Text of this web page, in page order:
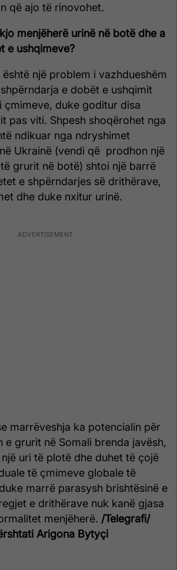
që ajo të rinovohet.
menjëherë urinë në botë dhe a
e ushqimeve?
një problem i vazhdueshëm
e dobët e ushqimit
çmimeve, duke goditur disa
pas viti. Shpesh shoqërohet nga
ndikuar nga ndryshimet
Ukrainë (vendi që prodhon një
grurit në botë) shtoi një barrë
e shpërndarjes së drithërave,
dhe duke nxitur urinë.
marrëveshja ka potencialin për
e grurit në Somali brenda javësh,
uri të plotë dhe duhet të çojë
të çmimeve globale të
marrë parasysh brishtësinë e
e drithërave nuk kanë gjasa
menjëherë. /Telegrafi/
Arigona Bytyçi